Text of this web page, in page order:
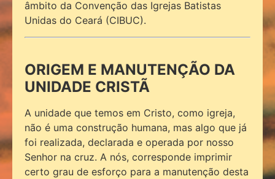
âmbito da Convenção das Igrejas Batistas
Unidas do Ceará (CIBUC).
ORIGEM E MANUTENÇÃO DA
UNIDADE CRISTÃ
A unidade que temos em Cristo, como igreja,
não é uma construção humana, mas algo que já
foi realizada, declarada e operada por nosso
Senhor na cruz. A nós, corresponde imprimir
certo grau de esforço para a manutenção desta